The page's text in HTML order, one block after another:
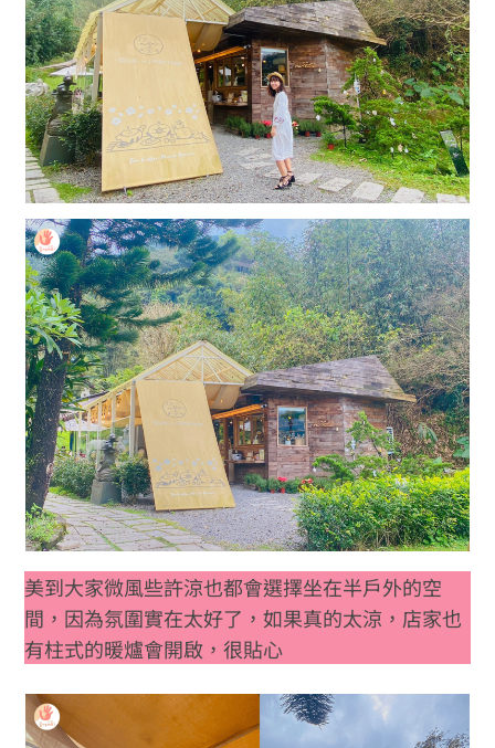
美到大家微風些許涼也都會選擇坐在半戶外的空
間，因為氛圍實在太好了，如果真的太涼，店家也
有柱式的暖爐會開啟，很貼心